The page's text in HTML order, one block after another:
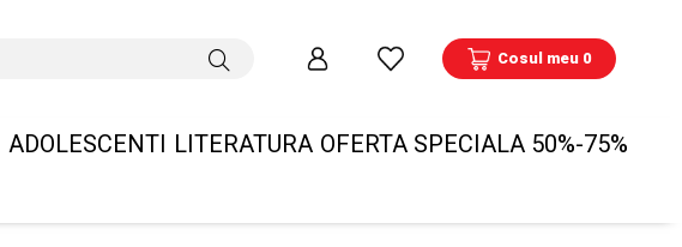
Cosul meu 0
ADOLESCENTI LITERATURA OFERTA SPECIALA 50%-75%